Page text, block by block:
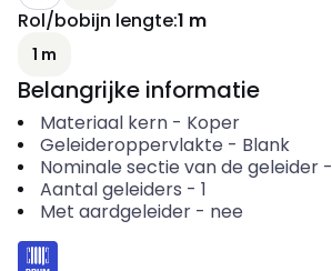
Rol/bobijn lengte:1 m
1 m
Belangrijke informatie
Materiaal kern- Koper
Geleideroppervlakte - Blank
Nominale sectie van de geleider-
Aantal geleiders - 1
Met aardgeleider- nee